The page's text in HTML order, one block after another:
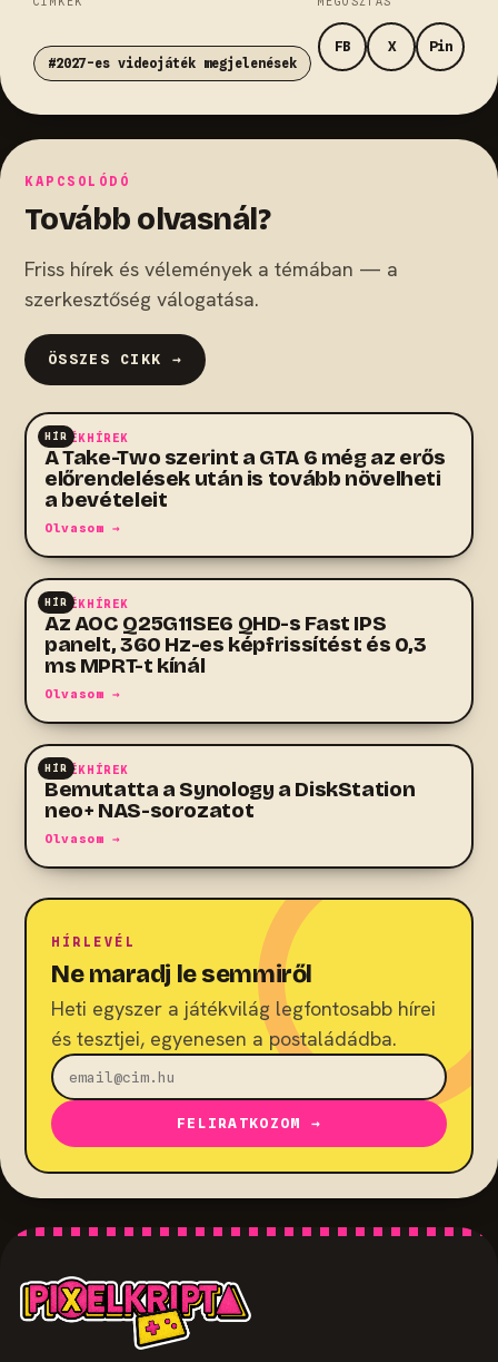
#2027-es videojáték megjelenések
FB X Pin
KAPCSOLÓDÓ
Tovább olvasnál?
Friss hírek és vélemények a témában — a
szerkesztőség válogatása.
ÖSSZES CIKK →
HÍR
JÁTÉKHÍREK
A Take-Two szerint a GTA 6 még az erős
előrendelések után is tovább növelheti
a bevételeit
Olvasom →
HÍR
JÁTÉKHÍREK
Az AOC Q25G11SE6 QHD-s Fast IPS
panelt, 360 Hz-es képfrissítést és 0,3
ms MPRT-t kínál
Olvasom →
HÍR
JÁTÉKHÍREK
Bemutatta a Synology a DiskStation
neo+ NAS-sorozatot
Olvasom →
HÍRLEVÉL
Ne maradj le semmiről
Heti egyszer a játékvilág legfontosabb hírei
és tesztjei, egyenesen a postaládádba.
FELIRATKOZOM →